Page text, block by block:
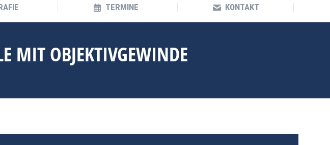
TERMINE KONTAKT
MIT OBJEKTIVGEWINDE